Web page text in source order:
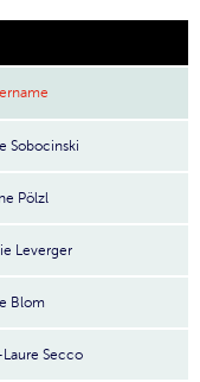
Sobocinski
Pölzl
Leverger
Blom
Secco